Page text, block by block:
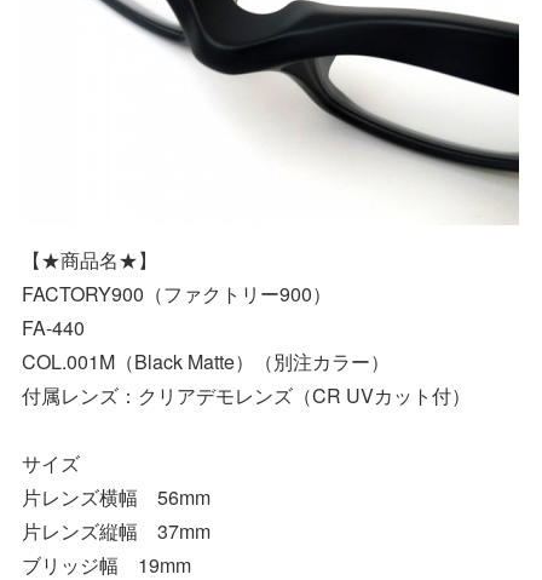
【★商品名★】
FACTORY900（ファクトリー900）
FA-440
COL.001M（Black Matte）（別注カラー）
付属レンズ：クリアデモレンズ（CR UVカット付）
サイズ
片レンズ横幅 56mm
片レンズ縦幅 37mm
ブリッジ幅 19mm